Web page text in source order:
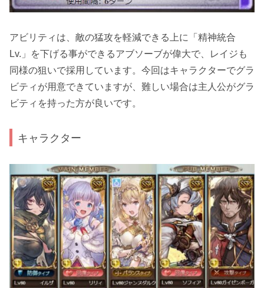
アビリティは、敵の猛攻を軽減できる上に「精神統合
Lv.」を下げる事ができるアブソーブが偉大で、 レイジ も
同様の狙いで採用しています。今回はキャラクターでグラ
ビティ が用意できていますが、難しい場合は主人公がグラ
ビティを持った方が良いです。
キャラクター